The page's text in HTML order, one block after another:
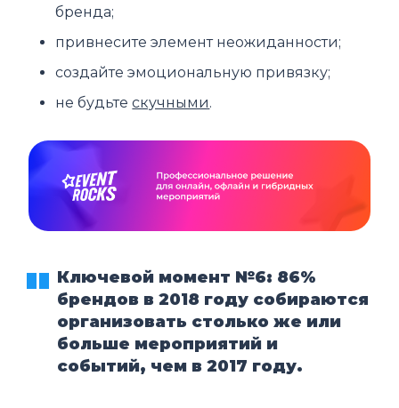
бренда;
привнесите элемент неожиданности;
создайте эмоциональную привязку;
не будьтескучными.
Ключевой момент №6: 86%
брендов в 2018 году собираются
организовать столько же или
больше мероприятий и
событий, чем в 2017 году.